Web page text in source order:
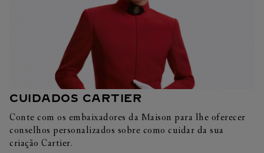
CUIDADOS CARTIER
Conte com os embaixadores da Maison para lhe oferecer
conselhos personalizados sobre como cuidar da sua
criação Cartier.